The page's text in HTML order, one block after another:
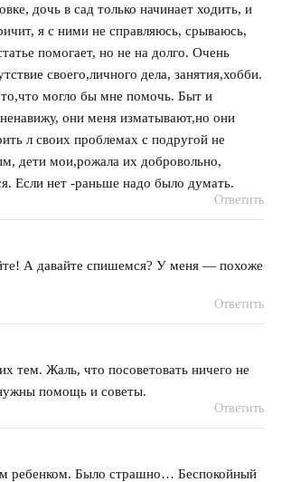
дочь в сад только начинает ходить, и
я с ними не справляюсь, срываюсь,
помогает, но не на долго. Очень
своего,личного дела, занятия,хобби.
могло бы мне помочь. Быт и
они меня изматывают,но они
л своих проблемах с подругой не
дети мои,рожала их добровольно,
Если нет -раньше надо было думать.
Ответить
А давайте спишемся? У меня — похоже
Ответить
тем. Жаль, что посоветовать ничего не
помощь и советы.
Ответить
ребенком. Было страшно… Беспокойный